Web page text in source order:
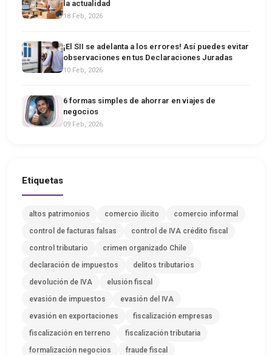
la actualidad
18 Feb, 2026
¡El SII se adelanta a los errores! Así puedes evitar
observaciones en tus Declaraciones Juradas
10 Feb, 2026
6 formas simples de ahorrar en viajes de
negocios
09 Feb, 2026
Etiquetas
altos patrimonios comercio ilícito
comercio informal
control de facturas falsas
control de IVA crédito fiscal
control tributario
crimen organizado Chile
declaración de impuestos
delitos tributarios
devolución de IVA
elusión fiscal
evasión de impuestos
evasión del IVA
evasión en exportaciones
fiscalización empresas
fiscalización en terreno
fiscalización tributaria
formalización negocios
fraude fiscal